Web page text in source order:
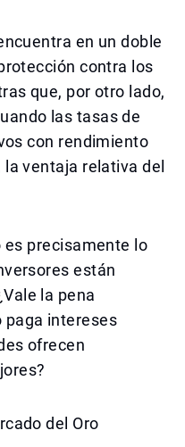
en un doble
contra los
que, por otro lado,
las tasas de
con rendimiento
ventaja relativa del
es precisamente lo
están
la pena
paga intereses
ofrecen
del Oro